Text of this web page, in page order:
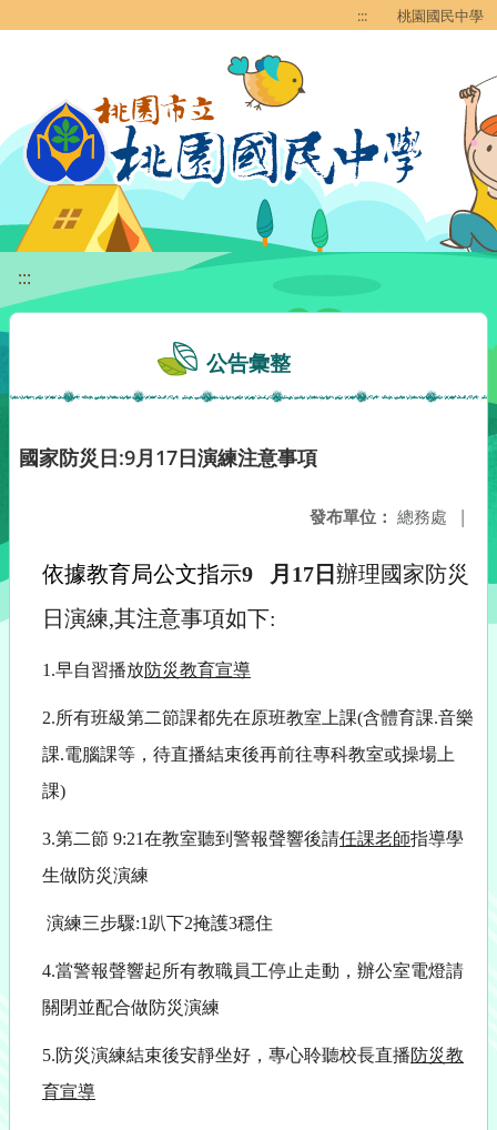
::: 桃園國民中學
:::
公告彙整
國家防災日:9月17日演練注意事項
發布單位： 總務處 |
依據教育局公文指示9 月17日 辦理國家防災
日演練,其注意事項如下:
1.早自習播放防災教育宣導
2.所有班級第二節課都先在原班教室上課(含體育課.音樂
課.電腦課等，待直播結束後再前往專科教室或操場上
課)
3.第二節 9:21在教室聽到警報聲響後請任課老師指導學
生做防災演練
演練三步驟:1趴下2掩護3穩住
4.當警報聲響起所有教職員工停止走動，辦公室電燈請
關閉並配合做防災演練
5.防災演練結束後安靜坐好，專心聆聽校長直播防災教
育宣導